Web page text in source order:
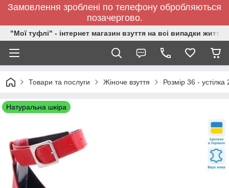
Замовлення зроблені по телефону обробляються
позачергово.
"Мої туфлі" - інтернет магазин взуття на всі випадки життя.
Товари та послуги Жіноче взуття Розмір 36 -
Натуральна шкіра